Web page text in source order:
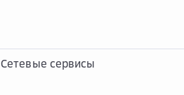
Сетевые сервисы